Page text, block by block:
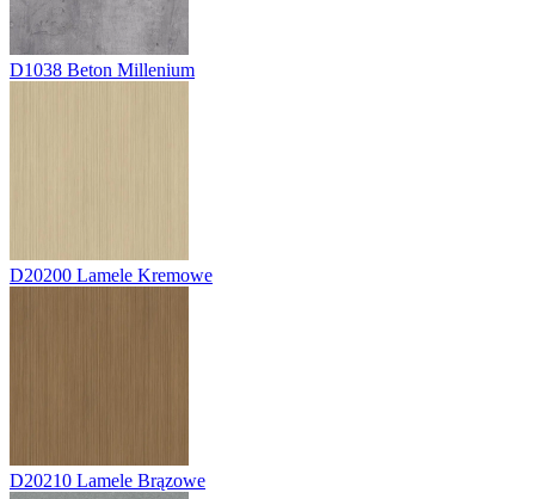
D1038 Beton Millenium
D20200 Lamele Kremowe
D20210 Lamele Brązowe